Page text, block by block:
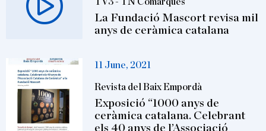
La Fundació Mascort revisa mil
anys de ceràmica catalana
11 June, 2021
Revista del Baix Empordà
Exposició “1000 anys de
ceràmica catalana. Celebrant
els 40 anys de l’Associació